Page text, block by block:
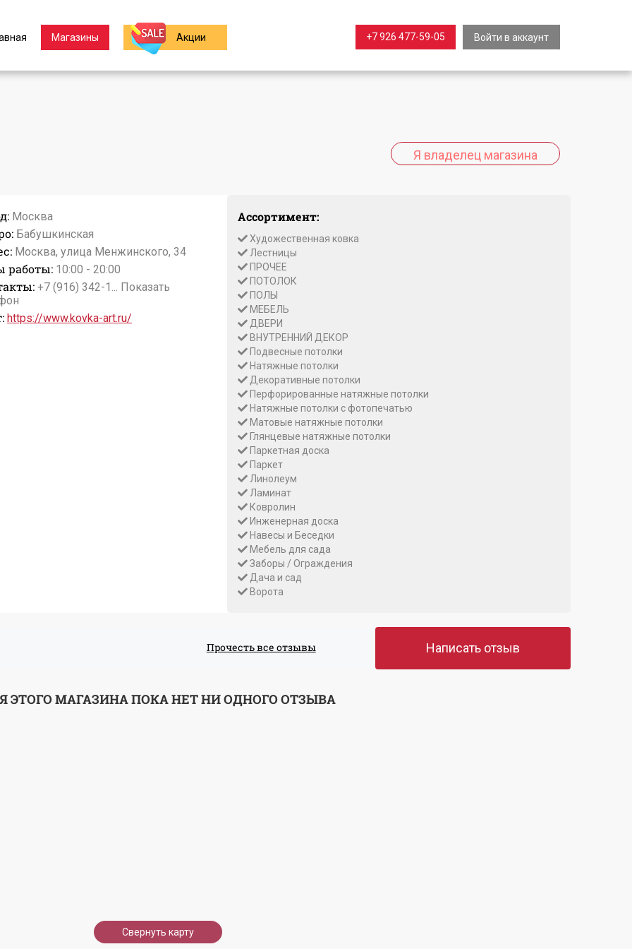
Магазины Акции Войти в аккаунт
+7 926 477-59-05
Москва
Бабушкинская
Москва, улица Менжинского, 34
работы: 10:00 - 20:00
+7 (916) 342-1... Показать
https://www.kovka-art.ru/
Ассортимент:
Художественная ковка
Лестницы
ПРОЧЕЕ
ПОТОЛОК
ПОЛЫ
МЕБЕЛЬ
ДВЕРИ
ВНУТРЕННИЙ ДЕКОР
Подвесные потолки
Натяжные потолки
Декоративные потолки
Перфорированные натяжные потолки
Натяжные потолки с фотопечатью
Матовые натяжные потолки
Глянцевые натяжные потолки
Паркетная доска
Паркет
Линолеум
Ламинат
Ковролин
Инженерная доска
Навесы и Беседки
Мебель для сада
Заборы / Ограждения
Дача и сад
Ворота
Прочесть все отзывы Написать отзыв
ЭТОГО МАГАЗИНА ПОКА НЕТ НИ ОДНОГО ОТЗЫВА
Свернуть карту